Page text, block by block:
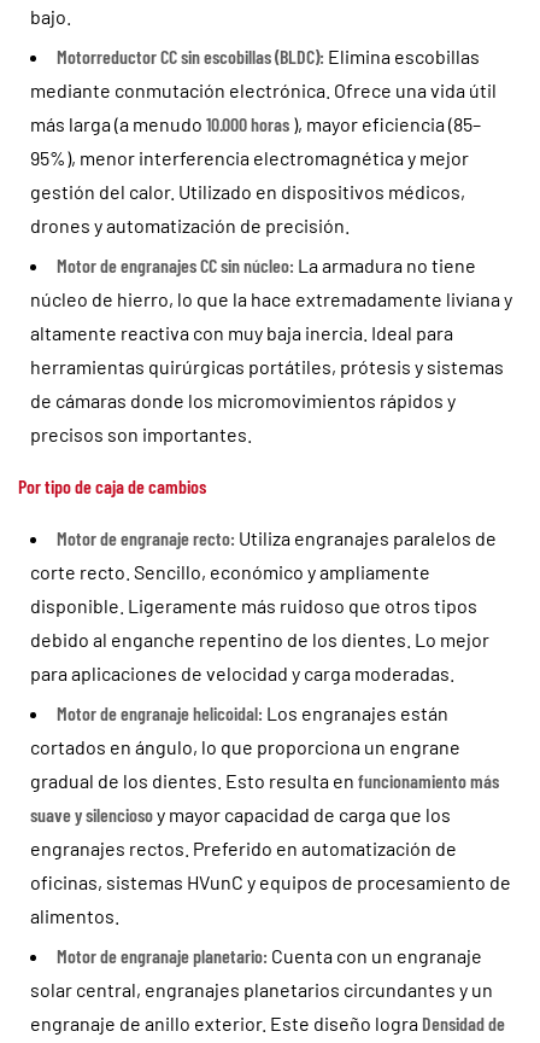
bajo.
Motorreductor CC sin escobillas (BLDC): Elimina escobillas
mediante conmutación electrónica. Ofrece una vida útil
más larga (a menudo 10.000 horas ), mayor eficiencia (85–
95%), menor interferencia electromagnética y mejor
gestión del calor. Utilizado en dispositivos médicos,
drones y automatización de precisión.
Motor de engranajes CC sin núcleo: La armadura no tiene
núcleo de hierro, lo que la hace extremadamente liviana y
altamente reactiva con muy baja inercia. Ideal para
herramientas quirúrgicas portátiles, prótesis y sistemas
de cámaras donde los micromovimientos rápidos y
precisos son importantes.
Por tipo de caja de cambios
Motor de engranaje recto: Utiliza engranajes paralelos de
corte recto. Sencillo, económico y ampliamente
disponible. Ligeramente más ruidoso que otros tipos
debido al enganche repentino de los dientes. Lo mejor
para aplicaciones de velocidad y carga moderadas.
Motor de engranaje helicoidal: Los engranajes están
cortados en ángulo, lo que proporciona un engrane
gradual de los dientes. Esto resulta en funcionamiento más
suave y silenciosoy mayor capacidad de carga que los
engranajes rectos. Preferido en automatización de
oficinas, sistemas HVunC y equipos de procesamiento de
alimentos.
Motor de engranaje planetario: Cuenta con un engranaje
solar central, engranajes planetarios circundantes y un
engranaje de anillo exterior. Este diseño logra Densidad de